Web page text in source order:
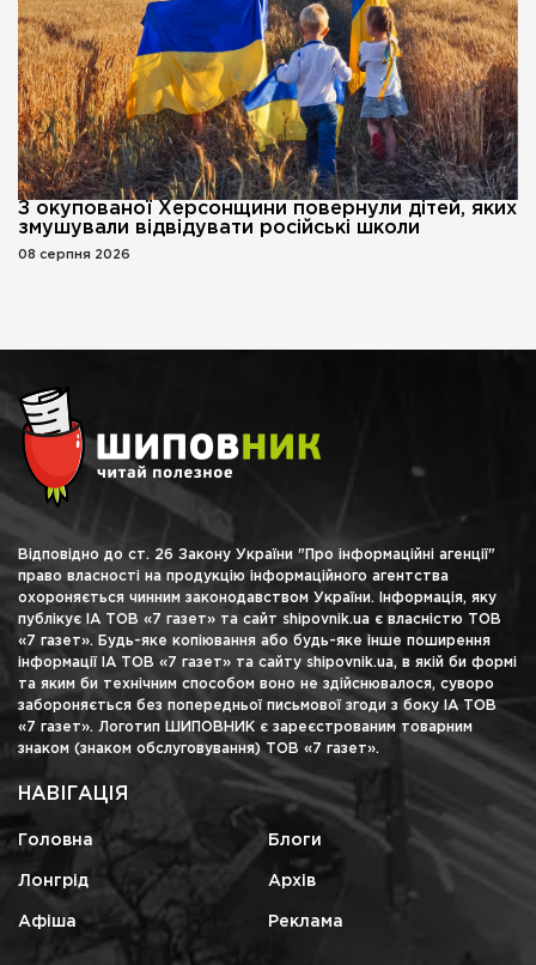
З окупованої Херсонщини повернули дітей, яких
змушували відвідувати російські школи
08 серпня 2026
Відповідно до ст. 26 Закону України "Про інформаційні агенції"
право власності на продукцію інформаційного агентства
охороняється чинним законодавством України. Інформація, яку
публікує ІА ТОВ «7 газет» та сайт shipovnik.ua є власністю ТОВ
«7 газет». Будь-яке копіювання або будь-яке інше поширення
інформації ІА ТОВ «7 газет» та сайту shipovnik.ua, в якій би формі
та яким би технічним способом воно не здійснювалося, суворо
забороняється без попередньої письмової згоди з боку ІА ТОВ
«7 газет». Логотип ШИПОВНИК є зареєстрованим товарним
знаком (знаком обслуговування) ТОВ «7 газет».
НАВІГАЦІЯ
Головна Блоги
Лонгрід Архів
Афіша Реклама